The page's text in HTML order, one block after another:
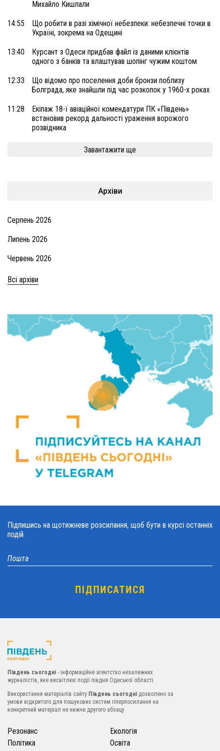
Михайло Кишлали
14:55
Що робити в разі хімічної небезпеки: небезпечні точки в
Україні, зокрема на Одещині
13:40
Курсант з Одеси придбав файл із даними клієнтів
одного з банків та влаштував шопінг чужим коштом
12:33
Що відомо про поселення доби бронзи поблизу
Болграда, яке знайшли під час розкопок у 1960-х роках
11:28
Екіпаж 18-ї авіаційної комендатури ПК «Південь»
встановив рекорд дальності ураження ворожого
розвідника
Завантажити ще
Архіви
Серпень 2026
Липень 2026
Червень 2026
Всі архіви
Підпишись на щотижневе розсилання, щоб бути в курсі останніх
подій.
Південь сьогодні - інформаційне агентство незалежних
журналістів, яке висвітлює події півдня Одеської області.
Використання матеріалів сайту Південь сьогодні дозволено за
умови відкритого для пошукових систем гіперпосилання на
конкретний матеріал не нижче другого абзацу
Резонанс
Політика
Екологія
Освіта